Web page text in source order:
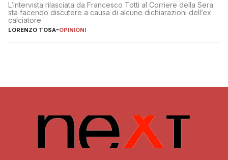
L’intervista rilasciata da Francesco Totti al Corriere della Sera
sta facendo discutere a causa di alcune dichiarazioni dell’ex
calciatore
LORENZO TOSA-OPINIONI